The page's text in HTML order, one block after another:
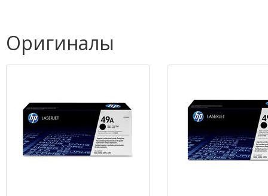
Оригиналы